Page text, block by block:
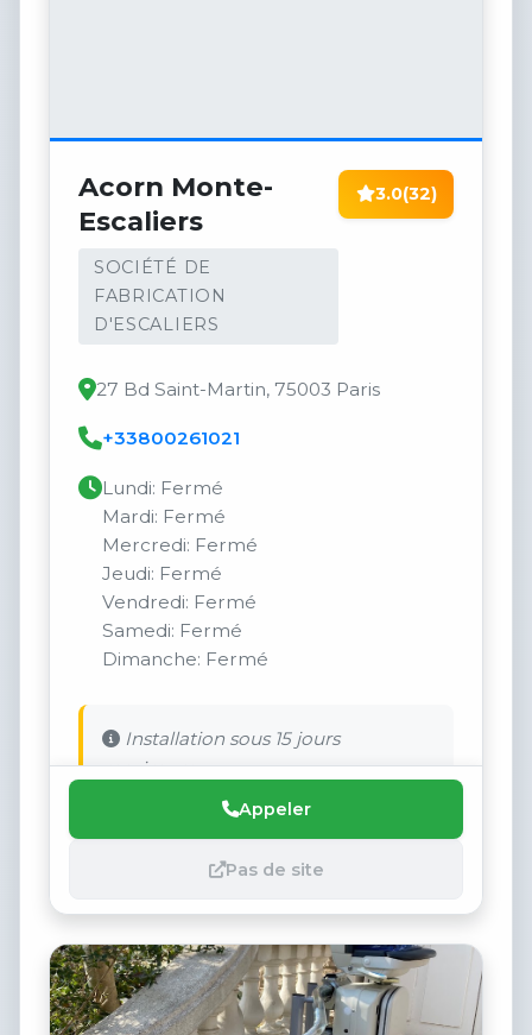
Acorn Monte-
Escaliers
SOCIÉTÉ DE
FABRICATION
D'ESCALIERS
3.0(32)
27 Bd Saint-Martin, 75003 Paris
+33800261021
Lundi: Fermé
Mardi: Fermé
Mercredi: Fermé
Jeudi: Fermé
Vendredi: Fermé
Samedi: Fermé
Dimanche: Fermé
Installation sous 15 jours
maximum.
Appeler
Pas de site